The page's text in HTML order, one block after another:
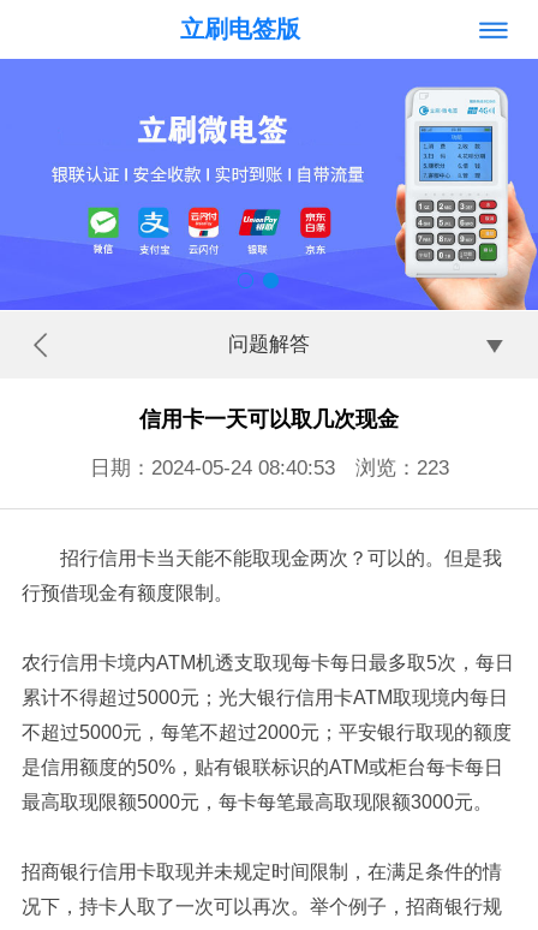
立刷电签版
问题解答
信用卡一天可以取几次现金
日期：2024-05-24 08:40:53 浏览： 223
招行信用卡当天能不能取现金两次？可以的。但是我
行预借现金有额度限制。
农行信用卡境内ATM机透支取现每卡每日最多取5次，每日
累计不得超过5000元；光大银行信用卡ATM取现境内每日
不超过5000元，每笔不超过2000元；平安银行取现的额度
是信用额度的50%，贴有银联标识的ATM或柜台每卡每日
最高取现限额5000元，每卡每笔最高取现限额3000元。
招商银行信用卡取现并未规定时间限制，在满足条件的情
况下，持卡人取了一次可以再次。举个例子，招商银行规